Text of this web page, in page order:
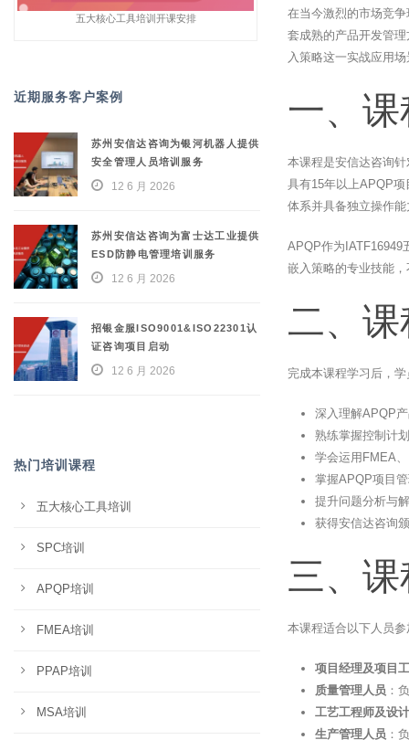
在当今激烈的市场竞
套成熟的产品开发管
入策略这一实战应用
一、
本课程是安信达咨询
具有15年以上APQP
体系并具备独立操作能
APQP作为
嵌入策略的专业技能
二、
完成本课程学习后，
深入理解APQP
熟练掌握控制计
学会运用FMEA
掌握APQP项目
提升问题分析与
获得安信达咨询
三、
本课程适合以下人员参
项目经理及项目
质量管理人员 ：
工艺工程师及设
生产管理人员 ：
五大核心工具培训开课安排
近期服务客户案例
苏州安信达咨询为银河机器人提供
安全管理人员培训服务
12 6 月 2026
苏州安信达咨询为富士达工业提供
ESD防静电管理培训服务
12 6 月 2026
招银金服ISO9001&ISO22301认
证咨询项目启动
12 6 月 2026
热门培训课程
五大核心工具培训
SPC培训
APQP培训
FMEA培训
PPAP培训
MSA培训